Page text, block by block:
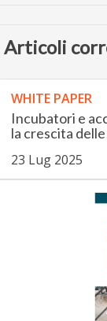
Articoli
WHITE PAPER
Incubatori e
la crescita
23 Lug 2025